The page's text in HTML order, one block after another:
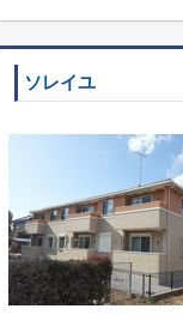
ソレイユ